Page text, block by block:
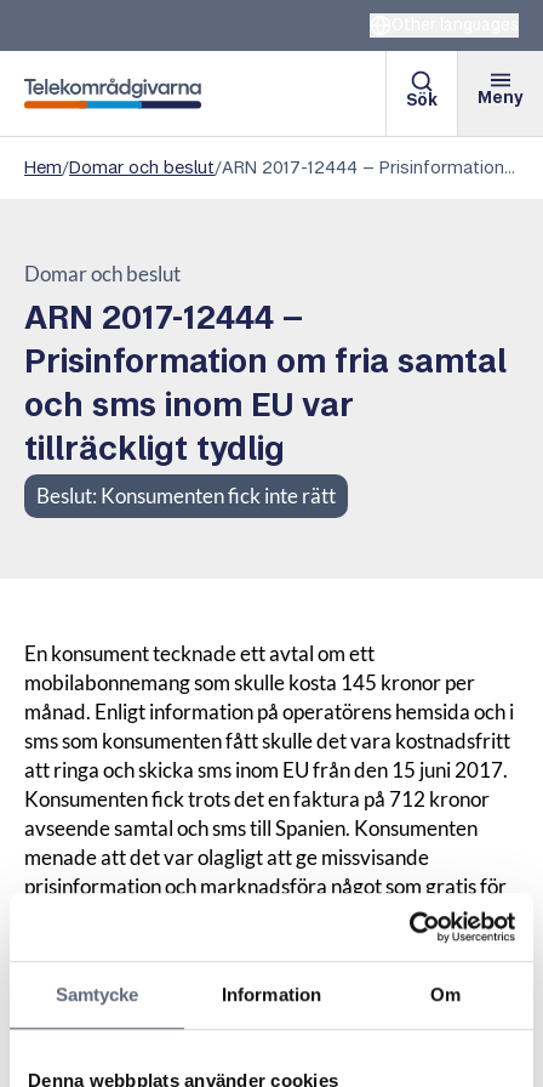
Samtycke Information Om
Denna webbplats använder cookies
Telekområdgivarna
Sök Meny
Hem/Domar och beslut/ ARN 2017-12444 – Prisinformation om fria samtal och sms inom EU var tillräckligt tydlig
Domar och beslut
ARN 2017-12444 –
Prisinformation om fria samtal
och sms inom EU var
tillräckligt tydlig
Beslut: Konsumenten fick inte rätt
En konsument tecknade ett avtal om ett
mobilabonnemang som skulle kosta 145 kronor per
månad. Enligt information på operatörens hemsida och i
sms som konsumenten fått skulle det vara kostnadsfritt
att ringa och skicka sms inom EU från den 15 juni 2017.
Konsumenten fick trots det en faktura på 712 kronor
avseende samtal och sms till Spanien. Konsumenten
menade att det var olagligt att ge missvisande
prisinformation och marknadsföra något som gratis för
att sedan ta betalt. Konsumenten ville ha tillbaka
menade att informationen inte varit missvisande utan
funnits tillgänglig för kunder i samtliga kanaler,